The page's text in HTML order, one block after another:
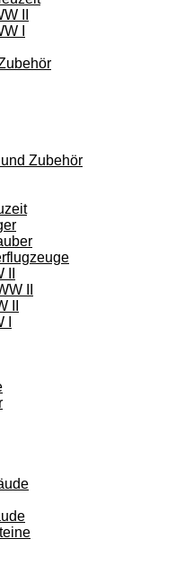
II
I
Zubehör
II
II